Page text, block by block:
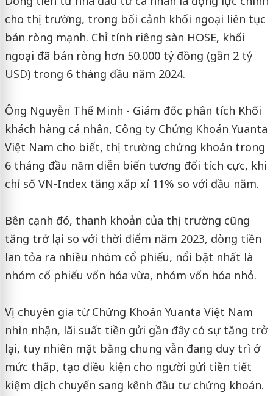
cho thị trường, trong bối cảnh khối ngoại liên tục
bán ròng mạnh. Chỉ tính riêng sàn HOSE, khối
ngoại đã bán ròng hơn 50.000 tỷ đồng (gần 2 tỷ
USD) trong 6 tháng đầu năm 2024.
Ông Nguyễn Thế Minh - Giám đốc phân tích Khối
khách hàng cá nhân, Công ty Chứng Khoán Yuanta
Việt Nam cho biết, thị trường chứng khoán trong
6 tháng đầu năm diễn biến tương đối tích cực, khi
chỉ số VN-Index tăng xấp xỉ 11% so với đầu năm.
Bên cạnh đó, thanh khoản của thị trường cũng
tăng trở lại so với thời điểm năm 2023, dòng tiền
lan tỏa ra nhiều nhóm cổ phiếu, nổi bật nhất là
nhóm cổ phiếu vốn hóa vừa, nhóm vốn hóa nhỏ.
Vị chuyên gia từ Chứng Khoán Yuanta Việt Nam
nhìn nhận, lãi suất tiền gửi gần đây có sự tăng trở
lại, tuy nhiên mặt bằng chung vẫn đang duy trì ở
mức thấp, tạo điều kiện cho người gửi tiền tiết
kiệm dịch chuyển sang kênh đầu tư chứng khoán.